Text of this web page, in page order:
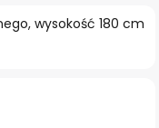
wysokość 180 cm